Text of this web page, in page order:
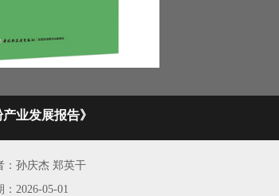
产业发展报告》
孙庆杰 郑英干
2026-05-01